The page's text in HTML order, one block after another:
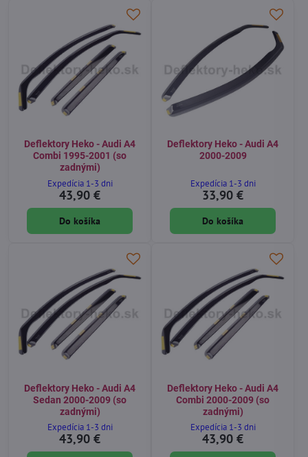
Deflektory Heko - Audi A4
Combi 1995-2001 (so
zadnými)
Expedícia 1-3 dni
43,90 €
Do košíka
Deflektory Heko - Audi A4
2000-2009
Expedícia 1-3 dni
33,90 €
Do košíka
Deflektory Heko - Audi A4
Sedan 2000-2009 (so
zadnými)
Expedícia 1-3 dni
43,90 €
Deflektory Heko - Audi A4
Combi 2000-2009 (so
zadnými)
Expedícia 1-3 dni
43,90 €